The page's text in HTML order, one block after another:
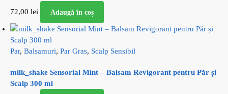
72,00 lei Adaugă în coș
Par, Balsamuri, Par Gras, Scalp Sensibil
milk_shake Sensorial Mint – Balsam Revigorant pentru Păr și
Scalp 300 ml